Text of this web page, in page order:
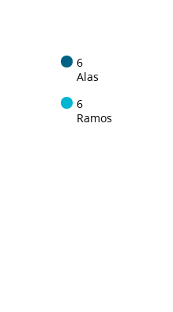
6
Alas
6
Ramos